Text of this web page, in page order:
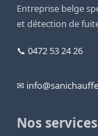
Entreprise belge
et détection de
📞 0472 53 24 26
✉
Nos services